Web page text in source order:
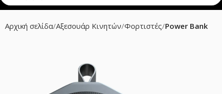
Αρχική σελίδα Αξεσουάρ Κινητών Φορτιστές Power Bank